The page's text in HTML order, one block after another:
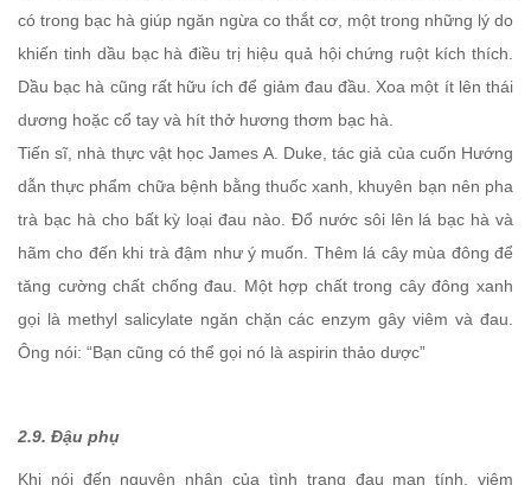
có trong bạc hà giúp ngăn ngừa co thắt cơ, một trong những lý do
khiến tinh dầu bạc hà điều trị hiệu quả hội chứng ruột kích thích.
Dầu bạc hà cũng rất hữu ích để giảm đau đầu. Xoa một ít lên thái
dương hoặc cổ tay và hít thở hương thơm bạc hà.
Tiến sĩ, nhà thực vật học James A. Duke, tác giả của cuốn Hướng
dẫn thực phẩm chữa bệnh bằng thuốc xanh, khuyên bạn nên pha
trà bạc hà cho bất kỳ loại đau nào. Đổ nước sôi lên lá bạc hà và
hãm cho đến khi trà đậm như ý muốn. Thêm lá cây mùa đông để
tăng cường chất chống đau. Một hợp chất trong cây đông xanh
gọi là methyl salicylate ngăn chặn các enzym gây viêm và đau.
Ông nói: “Bạn cũng có thể gọi nó là aspirin thảo dược”
2.9. Đậu phụ
Khi nói đến nguyên nhân của tình trạng đau mạn tính, viêm